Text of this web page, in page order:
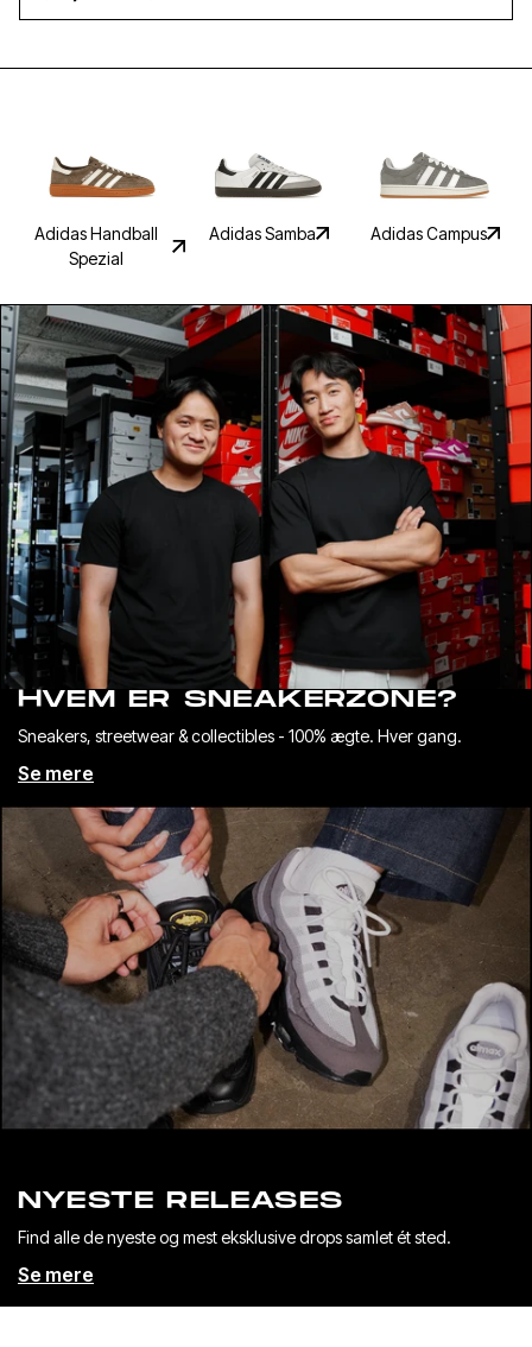
Adidas Handball
Spezial
Adidas Samba Adidas Campus
HVEM ER SNEAKERZONE?
Sneakers, streetwear & collectibles - 100% ægte. Hver gang.
Se mere
NYESTE RELEASES
Find alle de nyeste og mest eksklusive drops samlet ét sted.
Se mere
Hemmelig
til?
FÅ DIN RABAT
Nej tak, vil hellere betale fuld pris